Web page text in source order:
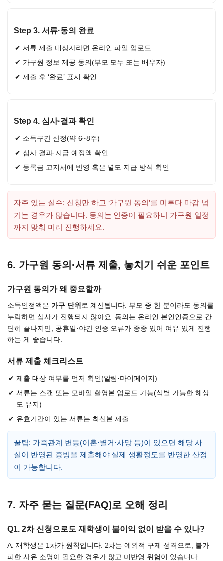
Step 3. 서류·동의 완료
서류 제출 대상자라면 온라인 파일 업로드
가구원 정보 제공 동의(부모 모두 또는 배우자)
제출 후 ‘완료’ 표시 확인
Step 4. 심사·결과 확인
소득구간 산정(약 6~8주)
심사 결과·지급 예정액 확인
등록금 고지서에 반영 혹은 별도 지급 방식 확인
자주 있는 실수: 신청만 하고 ‘가구원 동의’를 미루다 마감 넘
기는 경우가 많습니다. 동의는 인증이 필요하니 가구원 일정
까지 맞춰 미리 진행하세요.
6. 가구원 동의·서류 제출, 놓치기 쉬운 포인트
가구원 동의가 왜 중요할까
소득인정액은 가구 단위 로 계산됩니다. 부모 중 한 분이라도 동의를
누락하면 심사가 진행되지 않아요. 동의는 온라인 본인인증으로 간
단히 끝나지만, 공휴일·야간 인증 오류가 종종 있어 여유 있게 진행
하는 게 좋습니다.
서류 제출 체크리스트
제출 대상 여부를 먼저 확인(알림·마이페이지)
서류는 스캔 또는 모바일 촬영본 업로드 가능(식별 가능한 해상
도 유지)
유효기간이 있는 서류는 최신본 제출
꿀팁: 가족관계 변동(이혼·별거·사망 등)이 있으면 해당 사
실이 반영된 증빙을 제출해야 실제 생활정도를 반영한 산정
이 가능합니다.
7. 자주 묻는 질문(FAQ)로 오해 정리
Q1. 2차 신청으로도 재학생이 불이익 없이 받을 수 있나?
A. 재학생은 1차가 원칙입니다. 2차는 예외적 구제 성격으로, 불가
피한 사유 소명이 필요한 경우가 많고 미반영 위험이 있습니다.